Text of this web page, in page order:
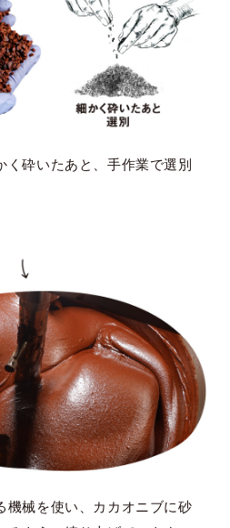
く砕いたあと、手作業で選別
機械を使い、カカオニブに砂